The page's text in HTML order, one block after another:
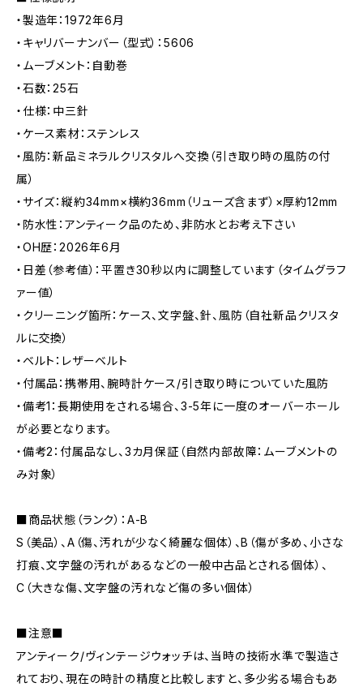
・製造年：1972年6月
・キャリバーナンバー（型式）：5606
・ムーブメント：自動巻
・石数：25石
・仕様：中三針
・ケース素材：ステンレス
・風防：新品ミネラルクリスタルへ交換（引き取り時の風防の付
属）
・サイズ：縦約34mm×横約36mm（リューズ含まず）×厚約12mm
・防水性：アンティーク品のため、非防水とお考え下さい
・OH歴：2026年6月
・日差（参考値）：平置き30秒以内に調整しています（タイムグラフ
ァー値）
・クリーニング箇所：ケース、文字盤、針、風防（自社新品クリスタ
ルに交換）
・ベルト：レザーベルト
・付属品：携帯用、腕時計ケース/引き取り時についていた風防
・備考1：長期使用をされる場合、3-5年に一度のオーバーホール
が必要となります。
・備考2：付属品なし、3カ月保証（自然内部故障：ムーブメントの
み対象）
■商品状態（ランク）：A-B
S（美品）、A（傷、汚れが少なく綺麗な個体）、B（傷が多め、小さな
打痕、文字盤の汚れがあるなどの一般中古品とされる個体）、
C（大きな傷、文字盤の汚れなど傷の多い個体）
■注意■
アンティーク/ヴィンテージウォッチは、当時の技術水準で製造さ
れており、現在の時計の精度と比較しますと、多少劣る場合もあ